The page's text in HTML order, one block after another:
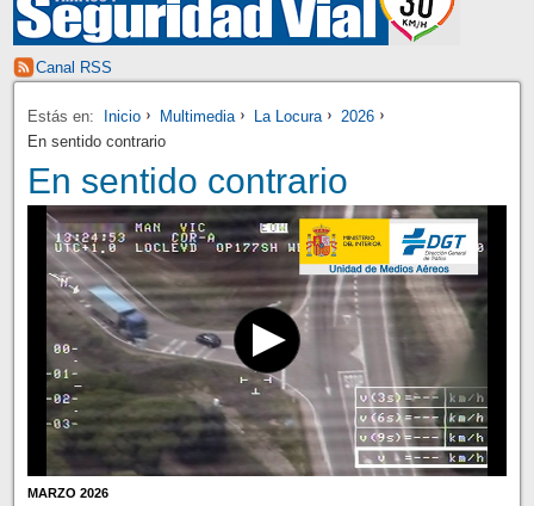
Canal RSS
Estás en: Inicio Multimedia La Locura
2026
En sentido contrario
En sentido contrario
MARZO 2026